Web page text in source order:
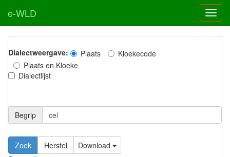
e-WLD
Dialectweergave: Plaats
Kloekecode
Plaats en Kloeke
Dialectlijst
Begrip
Zoek Herstel
Download